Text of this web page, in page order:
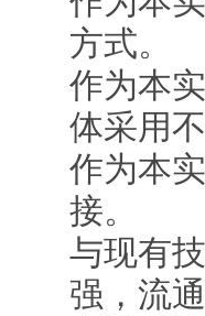
方式。
作为本
体采用
作为本
接。
与现有
强，流